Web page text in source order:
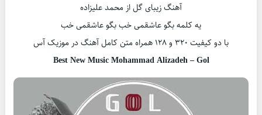
آهنگ زیبای گل از محمد علیزاده
یه کلمه بگو عاشقمی خب بگو عاشقمی خب
با دو کیفیت ۳۲۰ و ۱۲۸ همراه متن کامل آهنگ در موزیک آس
Best New Music Mohammad Alizadeh – Gol